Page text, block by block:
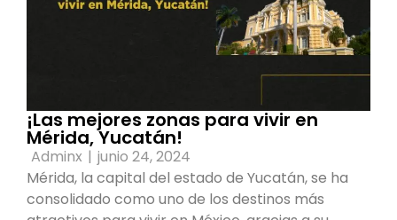
¡Las mejores zonas para vivir en
Mérida, Yucatán!
Adminx | junio 24, 2024
Mérida, la capital del estado de Yucatán, se ha
consolidado como uno de los destinos más